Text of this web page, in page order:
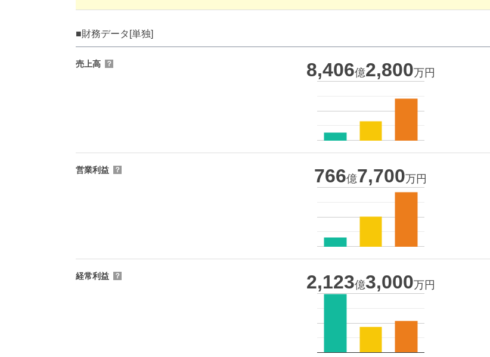
■財務データ[単独]
売上高 ？ 8,406億2,800万円
営業利益 ？ 766億7,700万円
経常利益 ？ 2,123億3,000万円